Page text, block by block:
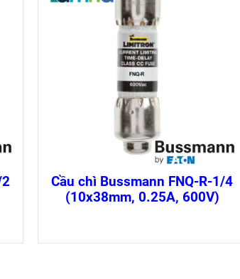
Cầu chì Bussmann FNQ-R-1/4
(10x38mm, 0.25A, 600V)